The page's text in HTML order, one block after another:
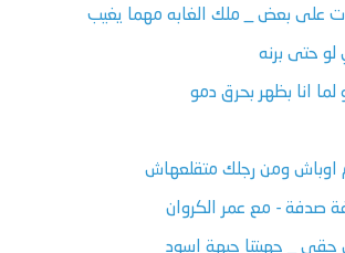
على بعض _ ملك الغابه مهما يغيب
حتى برنه
لما انا بظهر بحرق دمو
اوباش ومن رجلك متقلعهاش
صدفة - مع عمر الكروان
حقى _ جهيتنا جيهة اسود